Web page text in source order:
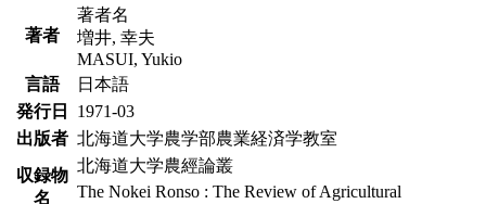
著者
著者名
増井, 幸夫
MASUI, Yukio
言語
日本語
発行日
1971-03
出版者 北海道大学農学部農業経済学教室
収録物
名
北海道大学農經論叢
The Nokei Ronso : The Review of Agricultural